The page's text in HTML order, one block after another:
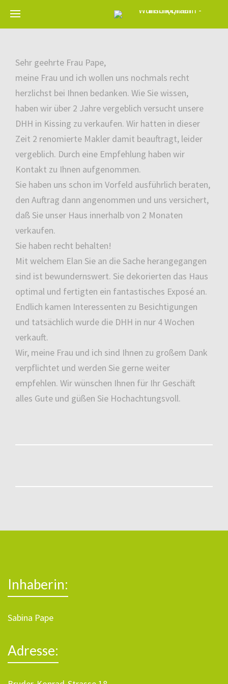
Sehr geehrte Frau Pape,
meine Frau und ich wollen uns nochmals recht
herzlichst bei Ihnen bedanken. Wie Sie wissen,
haben wir über 2 Jahre vergeblich versucht unsere
DHH in Kissing zu verkaufen. Wir hatten in dieser
Zeit 2 renomierte Makler damit beauftragt, leider
vergeblich. Durch eine Empfehlung haben wir
Kontakt zu Ihnen aufgenommen.
Sie haben uns schon im Vorfeld ausführlich beraten,
den Auftrag dann angenommen und uns versichert,
daß Sie unser Haus innerhalb von 2 Monaten
verkaufen.
Sie haben recht behalten!
Mit welchem Elan Sie an die Sache herangegangen
sind ist bewundernswert. Sie dekorierten das Haus
optimal und fertigten ein fantastisches Exposé an.
Endlich kamen Interessenten zu Besichtigungen
und tatsächlich wurde die DHH in nur 4 Wochen
verkauft.
Wir, meine Frau und ich sind Ihnen zu großem Dank
verpflichtet und werden Sie gerne weiter
empfehlen. Wir wünschen Ihnen für Ihr Geschäft
alles Gute und güßen Sie Hochachtungsvoll.
Inhaberin:
Sabina Pape
Adresse: